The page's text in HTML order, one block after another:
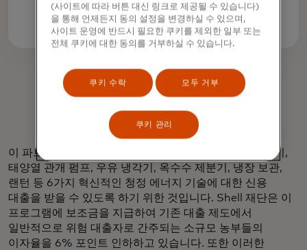
이 파트너십은 감자, 옥수수, 낙농 농부들이 바이오 소화기,
태양열 관개 펌프, 우유 냉각기, 옥수수 제분기, 냉장 보관,
랜턴 등 6가지 혁신적인 청정 에너지 기술에 대한 신용
대출을 받을 수 있도록 하기 위한 것입니다. Shell 재단은 이
프로그램에 보조금을 지급하여 기존 대출 제도에서
일반적으로 위험 대출자로 간주되는 소규모 농부들의
이자율을 6% 포인트 인하하고 있습니다. 또한 이러한
(사이트에 따라 버튼 대신 링크로 제공될 수 있습니다)
을 통해 언제든지 동의 설정을 변경하실 수 있으며,
사이트 운영에 반드시 필요한 쿠키를 제외한 일부 또는
전체 쿠키에 대한 동의를 거부하실 수 있습니다.
쿠키 수락 모두 거부
쿠키 관리